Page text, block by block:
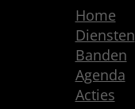
Home
Diensten
Banden
Agenda
Acties